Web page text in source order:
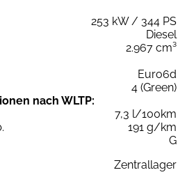
253 kW / 344 PS
Diesel
2.967 cm³
Euro6d
4 (Green)
nach WLTP:
7,3 l/100km
191 g/km
G
Zentrallager